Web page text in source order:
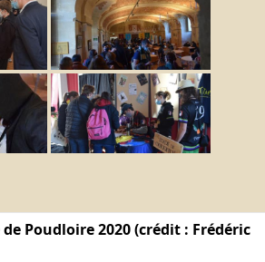
de Poudloire 2020 (crédit : Frédéric